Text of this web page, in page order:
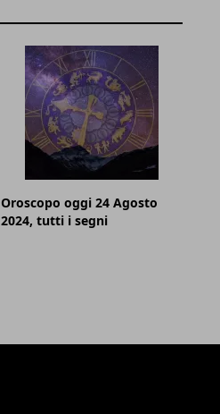
Oroscopo oggi 24 Agosto
2024, tutti i segni